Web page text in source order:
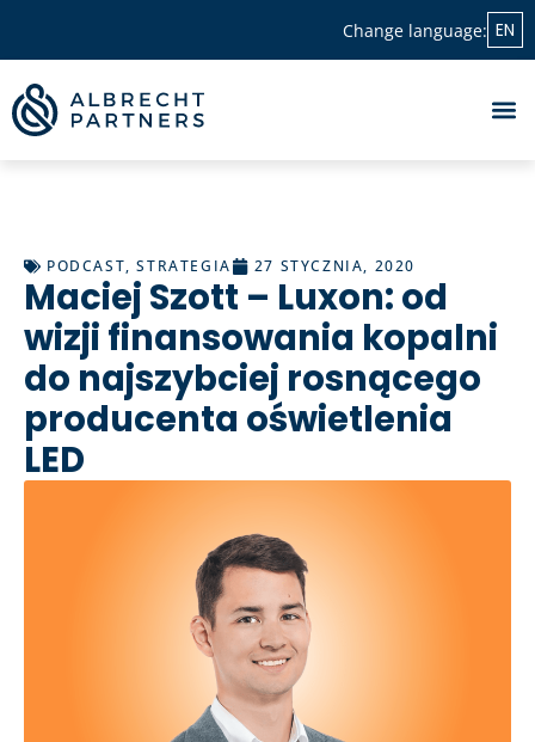
Change language: EN
PODCAST,STRATEGIA 27 STYCZNIA, 2020
Maciej Szott – Luxon: od
wizji finansowania kopalni
do najszybciej rosnącego
producenta oświetlenia
LED